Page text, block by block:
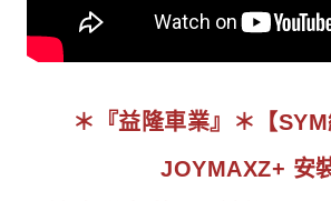
＊『益隆車業』＊【SYM
JOYMAXZ+ 安